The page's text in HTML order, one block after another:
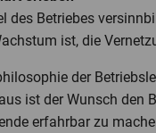
des Betriebes
ist, die
der
ist der Wunsch den
erfahrbar zu